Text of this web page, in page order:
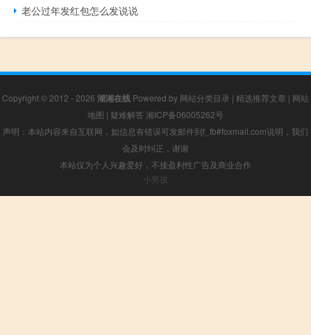
老公过年发红包怎么发说说
Copyright © 2012 - 2026 湖湘在线 Powered by 网站分类目录 | 精选推荐文章 | 网站
地图 | 疑难解答 湘ICP备06005262号
声明：本站内容来自互联网，如信息有错误可发邮件到f_fb#foxmail.com说明，我们
会及时纠正，谢谢
本站仅为个人兴趣爱好，不接盈利性广告及商业合作
小男孩